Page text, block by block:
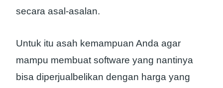
secara asal-asalan.
Untuk itu asah kemampuan Anda agar
mampu membuat software yang nantinya
bisa diperjualbelikan dengan harga yang